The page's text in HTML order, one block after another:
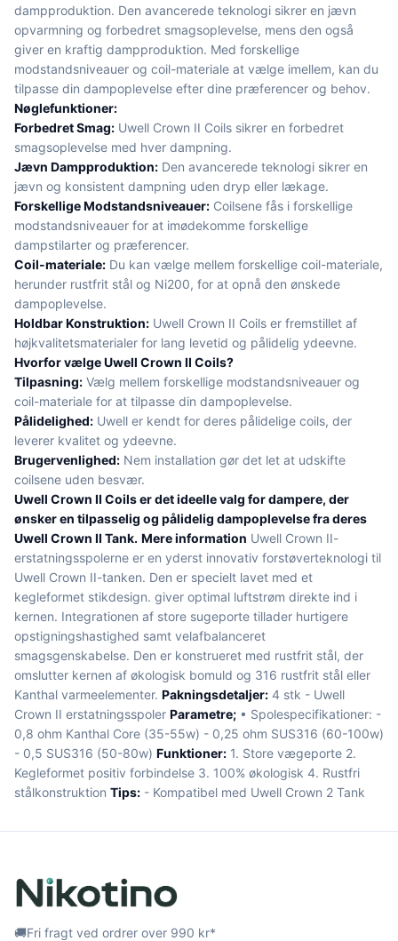
dampproduktion. Den avancerede teknologi sikrer en jævn
opvarmning og forbedret smagsoplevelse, mens den også
giver en kraftig dampproduktion. Med forskellige
modstandsniveauer og coil-materiale at vælge imellem, kan du
tilpasse din dampoplevelse efter dine præferencer og behov.
Nøglefunktioner:
Forbedret Smag: Uwell Crown II Coils sikrer en forbedret
smagsoplevelse med hver dampning.
Jævn Dampproduktion: Den avancerede teknologi sikrer en
jævn og konsistent dampning uden dryp eller lækage.
Forskellige Modstandsniveauer: Coilsene fås i forskellige
modstandsniveauer for at imødekomme forskellige
dampstilarter og præferencer.
Coil-materiale: Du kan vælge mellem forskellige coil-materiale,
herunder rustfrit stål og Ni200, for at opnå den ønskede
dampoplevelse.
Holdbar Konstruktion: Uwell Crown II Coils er fremstillet af
højkvalitetsmaterialer for lang levetid og pålidelig ydeevne.
Hvorfor vælge Uwell Crown II Coils?
Tilpasning: Vælg mellem forskellige modstandsniveauer og
coil-materiale for at tilpasse din dampoplevelse.
Pålidelighed: Uwell er kendt for deres pålidelige coils, der
leverer kvalitet og ydeevne.
Brugervenlighed: Nem installation gør det let at udskifte
coilsene uden besvær.
Uwell Crown II Coils er det ideelle valg for dampere, der
ønsker en tilpasselig og pålidelig dampoplevelse fra deres
Uwell Crown II Tank. Mere information Uwell Crown II-
erstatningsspolerne er en yderst innovativ forstøverteknologi til
Uwell Crown II-tanken. Den er specielt lavet med et
kegleformet stikdesign. giver optimal luftstrøm direkte ind i
kernen. Integrationen af store sugeporte tillader hurtigere
opstigningshastighed samt velafbalanceret
smagsgenskabelse. Den er konstrueret med rustfrit stål, der
omslutter kernen af økologisk bomuld og 316 rustfrit stål eller
Kanthal varmeelementer. Pakningsdetaljer: 4 stk - Uwell
Crown II erstatningsspoler Parametre; • Spolespecifikationer: -
0,8 ohm Kanthal Core (35-55w) - 0,25 ohm SUS316 (60-100w)
- 0,5 SUS316 (50-80w) Funktioner: 1. Store vægeporte 2.
Kegleformet positiv forbindelse 3. 100% økologisk 4. Rustfri
stålkonstruktion Tips: - Kompatibel med Uwell Crown 2 Tank
🚚Fri fragt ved ordrer over 990 kr*